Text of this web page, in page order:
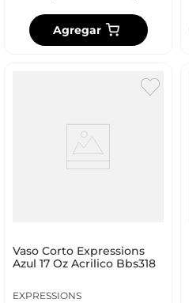
Agregar
Vaso Corto Expressions
Azul 17 Oz Acrilico Bbs318
EXPRESSIONS